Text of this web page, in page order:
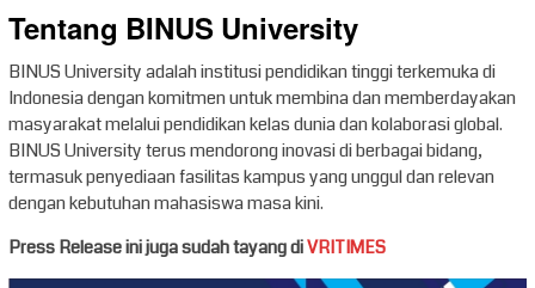
Tentang BINUS University
BINUS University adalah institusi pendidikan tinggi terkemuka di
Indonesia dengan komitmen untuk membina dan memberdayakan
masyarakat melalui pendidikan kelas dunia dan kolaborasi global.
BINUS University terus mendorong inovasi di berbagai bidang,
termasuk penyediaan fasilitas kampus yang unggul dan relevan
dengan kebutuhan mahasiswa masa kini.
Press Release ini juga sudah tayang diVRITIMES